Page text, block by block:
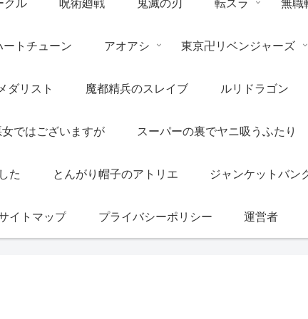
ートチューン アオアシ 東京卍リベンジャーズ
メダリスト 魔都精兵のスレイブ ルリドラゴン
ではございますが スーパーの裏でヤニ吸うふたり
た とんがり帽子のアトリエ ジャンケットバン
イトマップ プライバシーポリシー 運営者